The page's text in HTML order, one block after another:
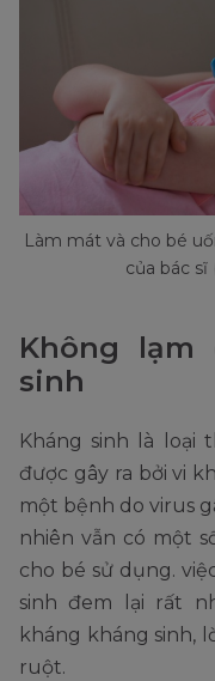
Làm mát và cho bé
của bác
Không lạm
sinh
Kháng sinh là loại
được gây ra bởi vi
một bệnh do virus
nhiên vẫn có một
cho bé sử dụng.
sinh đem lại rất
kháng kháng sinh,
ruột.